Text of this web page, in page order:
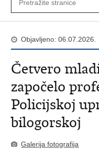
Objavljeno: 06.07.2026.
Četvero
započelo
Policijskoj
bilogorskoj
Galerija fotografija